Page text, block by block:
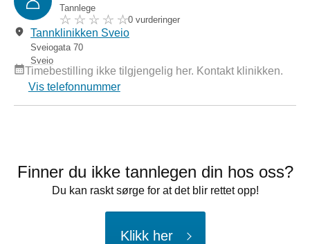
Tannlege
0 vurderinger
Tannklinikken Sveio
Sveiogata 70
Sveio
Timebestilling ikke tilgjengelig her. Kontakt klinikken.
Vis telefonnummer
Finner du ikke tannlegen din hos oss?
Du kan raskt sørge for at det blir rettet opp!
Klikk her